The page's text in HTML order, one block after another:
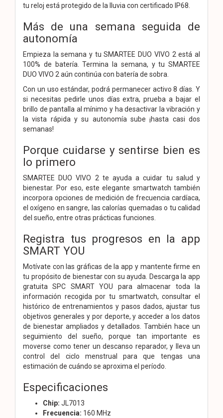
tu reloj está protegido de la lluvia con certificado IP68.
Más de una semana seguida de
autonomía
Empieza la semana y tu SMARTEE DUO VIVO 2 está al
100% de batería. Termina la semana, y tu SMARTEE
DUO VIVO 2 aún continúa con batería de sobra.
Con un uso estándar, podrá permanecer activo 8 días. Y
si necesitas pedirle unos días extra, prueba a bajar el
brillo de pantalla al mínimo y ha desactivar la vibración y
la vista rápida y su autonomía sube ¡hasta casi dos
semanas!
Porque cuidarse y sentirse bien es
lo primero
SMARTEE DUO VIVO 2 te ayuda a cuidar tu salud y
bienestar. Por eso, este elegante smartwatch también
incorpora opciones de medición de frecuencia cardíaca,
el oxígeno en sangre, las calorías quemadas o tu calidad
del sueño, entre otras prácticas funciones.
Registra tus progresos en la app
SMART YOU
Motívate con las gráficas de la app y mantente firme en
tu propósito de bienestar con su ayuda. Descarga la app
gratuita SPC SMART YOU para almacenar toda la
información recogida por tu smartwatch, consultar el
histórico de entrenamientos y pasos dados, ajustar tus
objetivos generales y por deporte, y acceder a los datos
de bienestar ampliados y detallados. También hace un
seguimiento del sueño, porque tan importante es
moverse como tener un descanso reparador, y lleva un
control del ciclo menstrual para que tengas una
estimación de cuándo se aproxima el período.
Especificaciones
Chip: JL7013
Frecuencia: 160 MHz